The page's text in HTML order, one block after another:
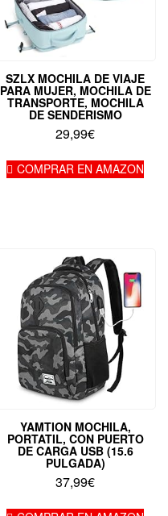
SZLX MOCHILA DE VIAJE
PARA MUJER, MOCHILA DE
TRANSPORTE, MOCHILA
DE SENDERISMO
29,99€
COMPRAR EN AMAZON
YAMTION MOCHILA,
PORTATIL, CON PUERTO
DE CARGA USB (15.6
PULGADA)
37,99€